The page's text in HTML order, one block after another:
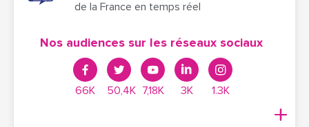
de la France en temps réel
Nos audiences sur les réseaux sociaux
66K 50,4K 7,18K 3K 1.3K